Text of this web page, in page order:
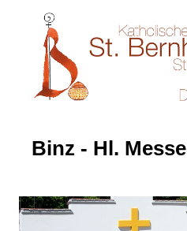
Binz - Hl. Messe